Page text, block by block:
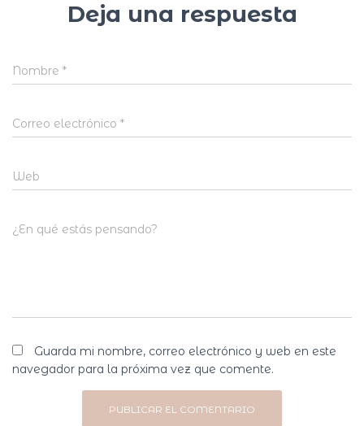
Deja una respuesta
Nombre *
Correo electrónico *
Web
¿En qué estás pensando?
Guarda mi nombre, correo electrónico y web en este
navegador para la próxima vez que comente.